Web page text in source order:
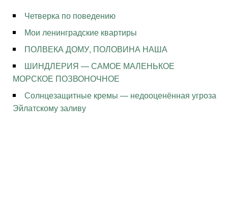
Четверка по поведению
Мои ленинградские квартиры
ПОЛВЕКА ДОМУ, ПОЛОВИНА НАША
ШИНДЛЕРИЯ — САМОЕ МАЛЕНЬКОЕ
МОРСКОЕ ПОЗВОНОЧНОЕ
Солнцезащитные кремы — недооценённая угроза
Эйлатскому заливу